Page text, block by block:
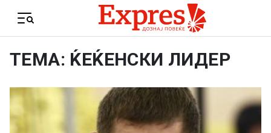
Menu
ТЕМА: ЌЕЌЕНСКИ ЛИДЕР